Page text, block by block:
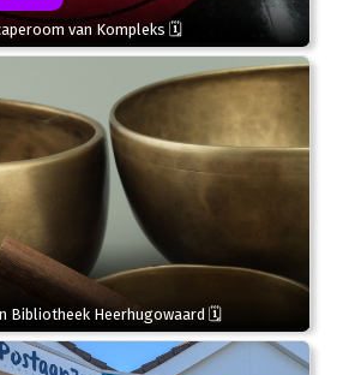
van Kompleks 🗓
Bibliotheek Heerhugowaard 🗓